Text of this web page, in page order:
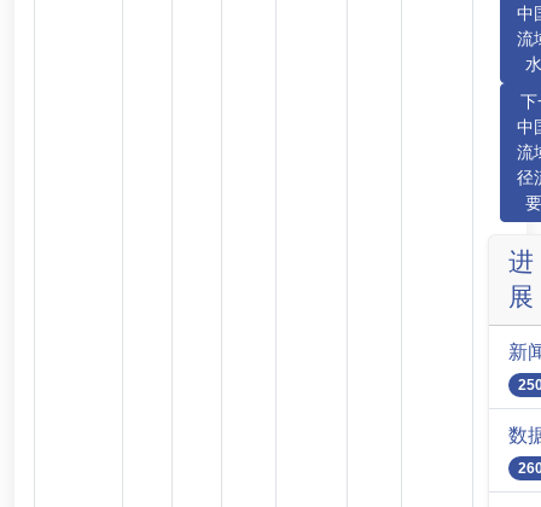
中
流
下
中
流
径
进
展
新
数